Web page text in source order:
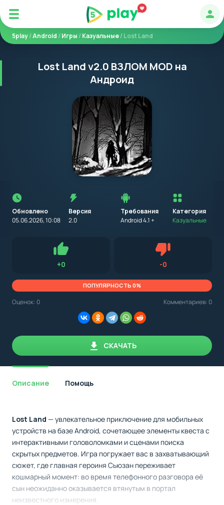
5play/Android /Игры /Казуальные/ Lost Land
Lost Land v2.0 ВЗЛОМ MOD на
Андроид
Обновлено
05.06.2026, 10:08
Версия
2.0
Требования
Android 4.1 +
установкой
приложения
на
устройство
с
указываем
минимальные
необходимые
Категория
Казуальные
обращать внимание на установленную версию Android
OS. Мы указываем минимально необходимую версию для
+0Нравится -0Не нравится
ПОПУЛЯРНОСТЬ 0%
Оценок: 0 Комментариев: 0
СКАЧАТЬ
Описание Помощь
Lost Land — увлекательное приключение для мобильных
устройств на базе Android, сочетающее элементы квеста с
интерактивными головоломками и сценами поиска
скрытых предметов. Игра погружает вас в захватывающий
сюжет, где главная героиня Сьюзан переживает
кошмарный момент: во время телефонного разговора её
сын неожиданно оказывается втянутым в портал
неизвестного измерения.